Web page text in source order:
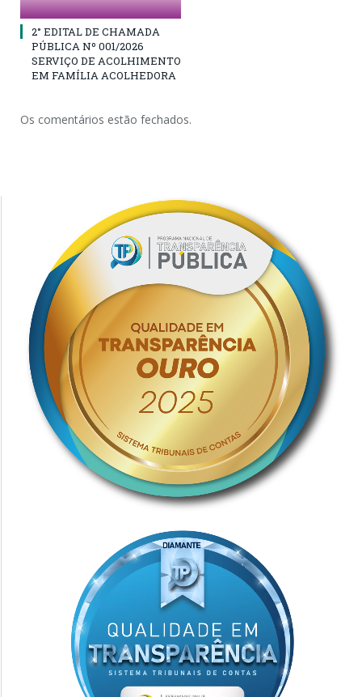
2° EDITAL DE CHAMADA
PÚBLICA Nº 001/2026
SERVIÇO DE ACOLHIMENTO
EM FAMÍLIA ACOLHEDORA
Os comentários estão fechados.